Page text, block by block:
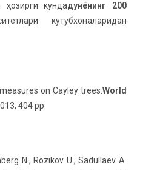
ҳозирги кундадунёнинг 200
кутубхоналаридан
on Cayley trees. World
404 pp.
N., Rozikov U., Sadullaev A.